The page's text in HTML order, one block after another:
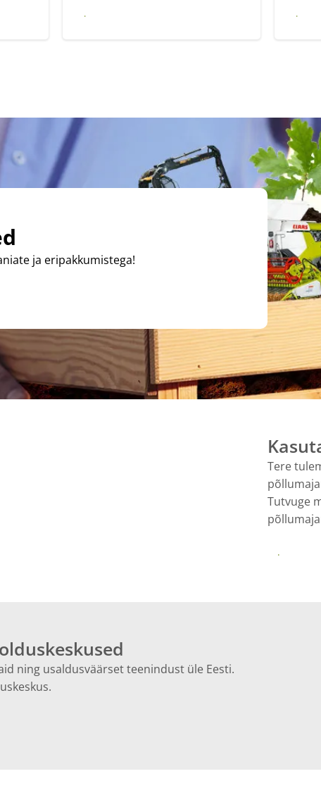
Loe edasi Loe
ja eripakkumistega!
Tere
Tutvuge
ning usaldusväärset teenindust üle Eesti.